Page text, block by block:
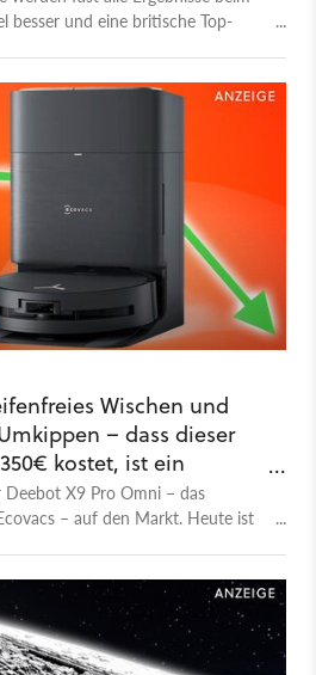
besser und eine britische Top-
Wischen und
– dass dieser
kostet, ist ein
X9 Pro Omni – das
– auf den Markt. Heute ist